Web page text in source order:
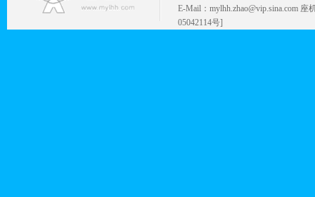
E-Mail：mylhh.zhao@vip.sina.com
05042114号]